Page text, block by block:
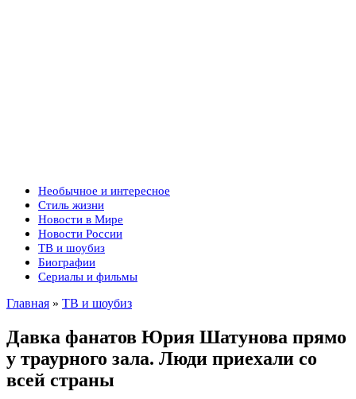
Необычное и интересное
Стиль жизни
Новости в Мире
Новости России
ТВ и шоубиз
Биографии
Сериалы и фильмы
Главная » ТВ и шоубиз
Давка фанатов Юрия Шатунова прямо
у траурного зала. Люди приехали со
всей страны